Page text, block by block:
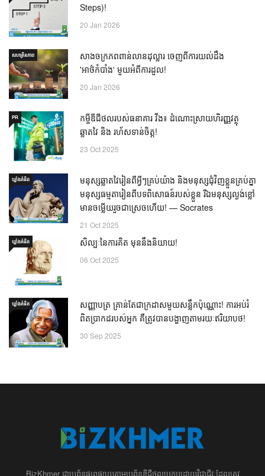
Steps)!
20 Jan 2026
សហគ្រិនភាព
សាងចក្រភពពាន់លានដុល្លារ ចេញពីការយល់ដឹង
'អាថ៌កំបាំង' មួយអំពីការដួល!
20 Jan 2026
PR
កម្ចីឌីជីថលរបស់ធនាគារ វីង៖ ដំណោះស្រាយហិរញ្ញវត្ថុ
ឆ្លាតវៃ និង រហ័សទាន់ចិត្ត!
23 Oct 2025
ឃ្លាំង​គំនិត
មនុស្សឆ្លាតវៃរៀនពីអ្វីៗគ្រប់យ៉ាង និងមនុស្សជុំវិញខ្លួនគ្រប់គ្នា
មនុស្សធម្មតារៀនពីបទពិសោធន៍របស់ខ្លួន រីឯមនុស្សល្ងង់ខ្លៅ
មានចម្លើយរួចជាស្រេចហើយ! — Socrates
21 Oct 2025
ឃ្លាំង​គំនិត សិល្បៈនៃការគិត មុននឹងនិយាយ!
06 Oct 2025
ឃ្លាំង​គំនិត
សញ្ញាបត្រ គ្រាន់តែជាក្រដាសមួយសន្លឹកប៉ុណ្ណោះ! ការអប់រំ
ពិតប្រាកដរបស់អ្នក គឺត្រូវបានបង្ហាញតាមរយៈឥរិយាបថ!
30 Sep 2025
BizKhmer ​ជា​​ប្រព័ន្ធ​ផ្សព្វផ្សាយ​តាម​ប្រព័ន្ធ​ឌីជីថល​​​ប្រកប​ដោយ​វិជ្ជាជីវៈ​ដែល​​​ត្រូវ​